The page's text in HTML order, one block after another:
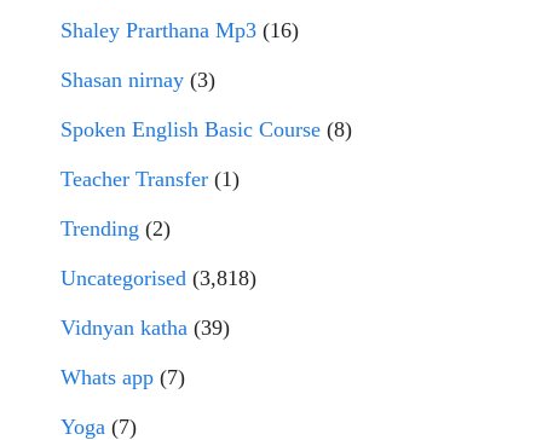
Shaley Prarthana Mp3 (16)
Shasan nirnay (3)
Spoken English Basic Course (8)
Teacher Transfer (1)
Trending (2)
Uncategorised (3,818)
Vidnyan katha (39)
Whats app (7)
Yoga (7)